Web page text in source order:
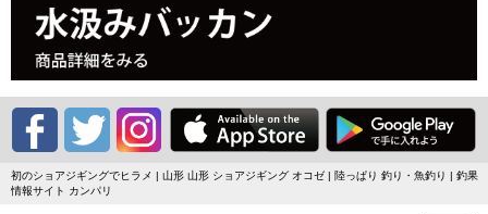
初のショアジギングでヒラメ | 山形 山形 ショアジギング オコゼ | 陸っぱり 釣り・魚釣り | 釣果
情報サイト カンパリ